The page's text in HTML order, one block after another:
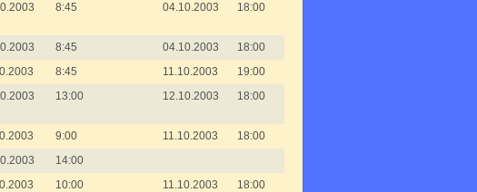
8:45 04.10.2003 18:00
8:45 04.10.2003
18:00
8:45 11.10.2003
19:00
13:00 12.10.2003 18:00
9:00 11.10.2003
18:00
14:00
10:00 11.10.2003
18:00